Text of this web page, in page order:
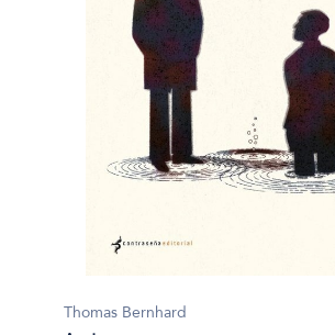
Thomas Bernhard